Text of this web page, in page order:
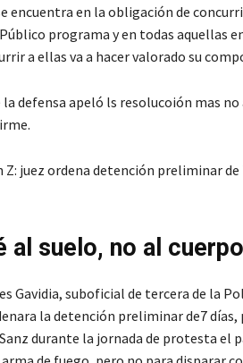
encuentra en la obligación de
programa y en todas aquellas
a ellas va a hacer valorado su
la defensa apeló ls resolucoión mas
al suelo, no al
Gavidia, suboficial de tercera de la
la detención preliminar de7
durante la jornada de protesta el